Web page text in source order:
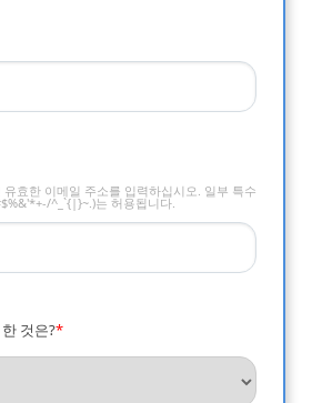
효한 이메일 주소를 입력하십시오. 일부 특수
^_`{|}~.)는 허용됩니다.
것은?*